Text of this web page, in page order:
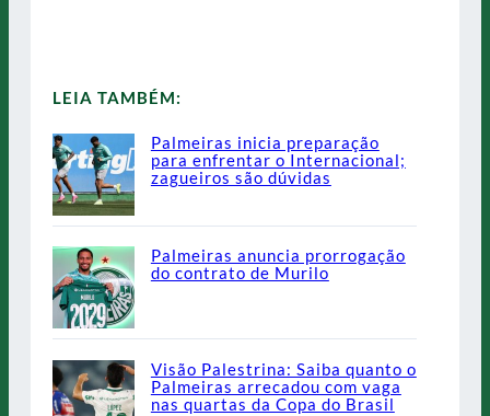
LEIA TAMBÉM:
Palmeiras inicia preparação
para enfrentar o Internacional;
zagueiros são dúvidas
Palmeiras anuncia prorrogação
do contrato de Murilo
Visão Palestrina: Saiba quanto o
Palmeiras arrecadou com vaga
nas quartas da Copa do Brasil